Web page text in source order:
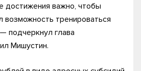
достижения важно, чтобы
тренироваться
подчеркнул глава
Мишустин.